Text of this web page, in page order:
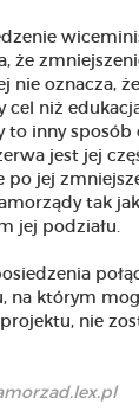
że
nie oznacza,
cel niż
to inny
jest jej
po jej
tak
jej podziału.
na którym
nie